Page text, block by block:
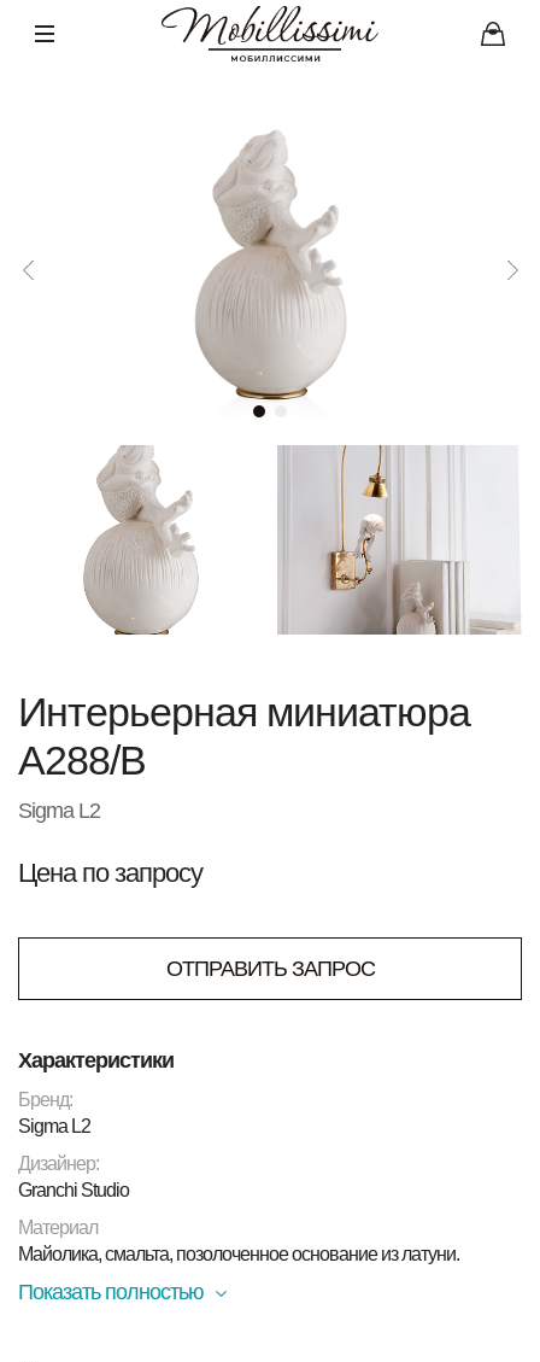
Интерьерная миниатюра
A288/B
Sigma L2
Цена по запросу
ОТПРАВИТЬ ЗАПРОС
Характеристики
Бренд:
Sigma L2
Дизайнер:
Granchi Studio
Материал
Майолика, смальта, позолоченное основание из латуни.
Показать полностью